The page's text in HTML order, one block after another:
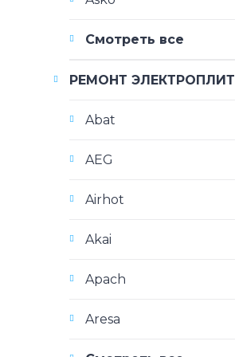
Смотреть все
РЕМОНТ ЭЛЕКТРОПЛИТ
Abat
AEG
Airhot
Akai
Apach
Aresa